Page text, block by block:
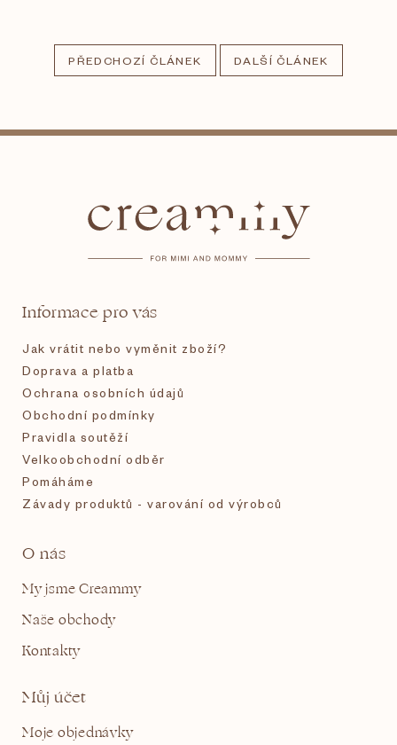
PŘEDCHOZÍ ČLÁNEK DALŠÍ ČLÁNEK
Informace pro vás
Jak vrátit nebo vyměnit zboží?
Doprava a platba
Ochrana osobních údajů
Obchodní podmínky
Pravidla soutěží
Velkoobchodní odběr
Pomáháme
Závady produktů - varování od výrobců
O nás
My jsme Creammy
Naše obchody
Kontakty
Můj účet
Moje objednávky